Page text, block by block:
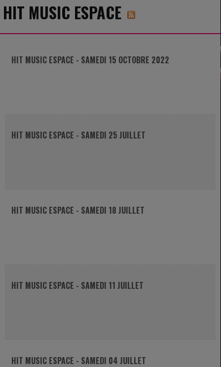
HIT MUSIC ESPACE
HIT MUSIC ESPACE - SAMEDI 15 OCTOBRE 2022
HIT MUSIC ESPACE - SAMEDI 25 JUILLET
HIT MUSIC ESPACE - SAMEDI 18 JUILLET
HIT MUSIC ESPACE - SAMEDI 11 JUILLET
HIT MUSIC ESPACE - SAMEDI 04 JUILLET